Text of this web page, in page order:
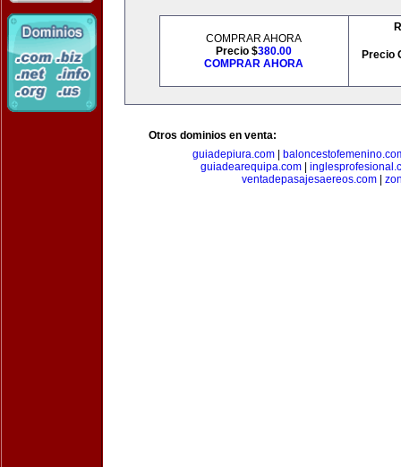
COMPRAR AHORA
Precio $380.00
COMPRAR AHORA
Precio
Otros dominios en venta:
guiadepiura.com|
guiadearequipa.com|
ventadepasajesaereos.com|